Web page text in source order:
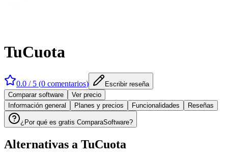
TuCuota
0.0 / 5 (0 comentarios)
Escribir reseña
Comparar software
Ver precio
Información general
Planes y precios Funcionalidades Reseñas
¿Por qué es gratis ComparaSoftware?
Alternativas a TuCuota